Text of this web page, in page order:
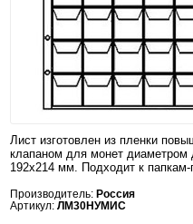
Лист изготовлен из пленки
клапаном для монет
192x214 мм. Подходит к
Производитель: Россия
Артикул:ЛМ30НУМИС